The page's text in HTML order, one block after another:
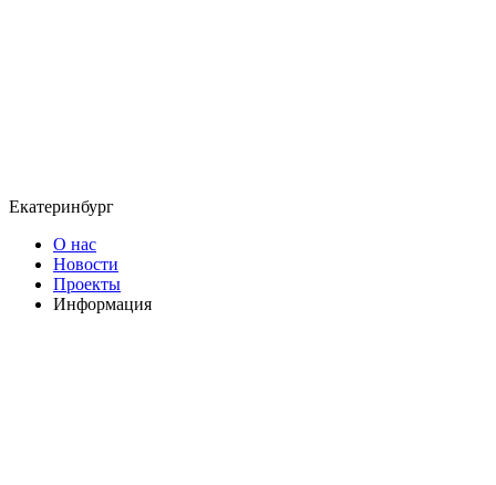
Екатеринбург
О нас
Новости
Проекты
Информация